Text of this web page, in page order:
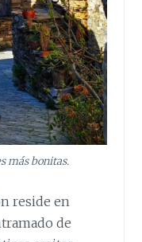
más bonitas.
reside en
de